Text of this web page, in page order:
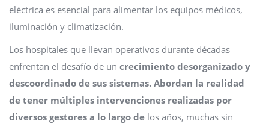
eléctrica es esencial para alimentar los equipos médicos,
iluminación y climatización.
Los hospitales que llevan operativos durante décadas
enfrentan el desafío de un crecimiento desorganizado y
descoordinado de sus sistemas. Abordan la realidad
de tener múltiples intervenciones realizadas por
diversos gestores a lo largo de los años, muchas sin